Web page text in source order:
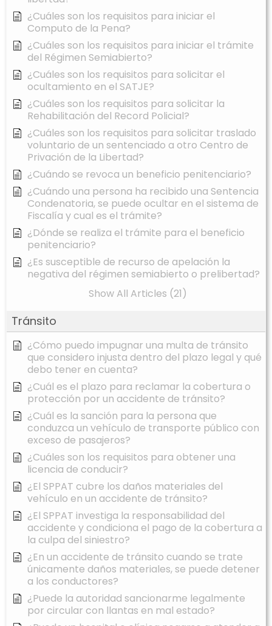
¿Cuáles son los requisitos para iniciar el
Computo de la Pena?
¿Cuáles son los requisitos para iniciar el trámite
del Régimen Semiabierto?
¿Cuáles son los requisitos para solicitar el
ocultamiento en el SATJE?
¿Cuáles son los requisitos para solicitar la
Rehabilitación del Record Policial?
¿Cuáles son los requisitos para solicitar traslado
voluntario de un sentenciado a otro Centro de
Privación de la Libertad?
¿Cuándo se revoca un beneficio penitenciario?
¿Cuándo una persona ha recibido una Sentencia
Condenatoria, se puede ocultar en el sistema de
Fiscalía y cual es el trámite?
¿Dónde se realiza el trámite para el beneficio
penitenciario?
¿Es susceptible de recurso de apelación la
negativa del régimen semiabierto o prelibertad?
Show All Articles (21)
Tránsito
¿Cómo puedo impugnar una multa de tránsito
que considero injusta dentro del plazo legal y qué
debo tener en cuenta?
¿Cuál es el plazo para reclamar la cobertura o
protección por un accidente de tránsito?
¿Cuál es la sanción para la persona que
conduzca un vehículo de transporte público con
exceso de pasajeros?
¿Cuáles son los requisitos para obtener una
licencia de conducir?
¿El SPPAT cubre los daños materiales del
vehículo en un accidente de tránsito?
¿El SPPAT investiga la responsabilidad del
accidente y condiciona el pago de la cobertura a
la culpa del siniestro?
¿En un accidente de tránsito cuando se trate
únicamente daños materiales, se puede detener
a los conductores?
¿Puede la autoridad sancionarme legalmente
por circular con llantas en mal estado?